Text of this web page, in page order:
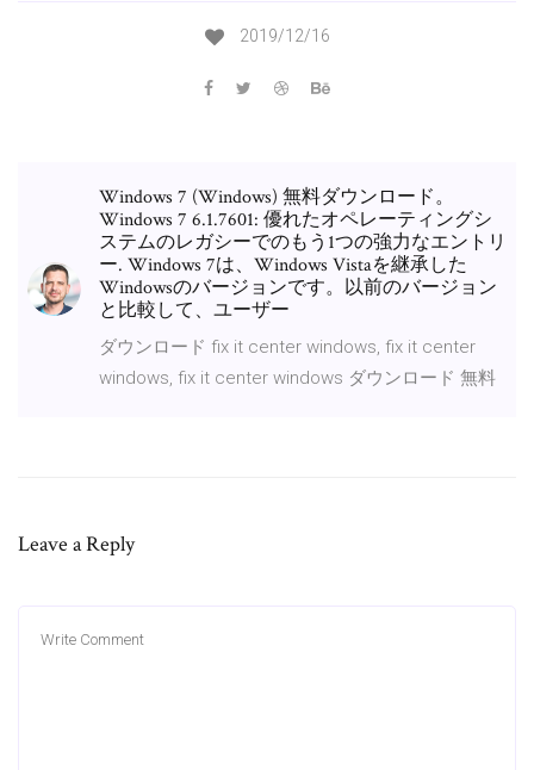
2019/12/16
Windows 7 (Windows) 無料ダウンロード。
Windows 7 6.1.7601: 優れたオペレーティングシ
ステムのレガシーでのもう1つの強力なエントリ
ー. Windows 7は、Windows Vistaを継承した
Windowsのバージョンです。以前のバージョン
と比較して、ユーザー
ダウンロード fix it center windows, fix it center
windows, fix it center windows ダウンロード 無料
Leave a Reply